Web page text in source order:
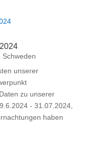
Schweden
unserer
zu unserer
- 31.07.2024,
haben